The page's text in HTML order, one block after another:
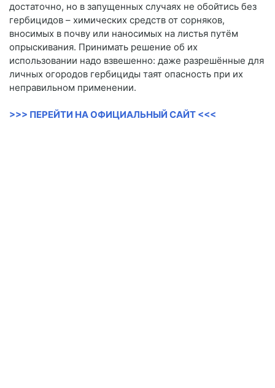
достаточно, но в запущенных случаях не обойтись без
гербицидов – химических средств от сорняков,
вносимых в почву или наносимых на листья путём
опрыскивания. Принимать решение об их
использовании надо взвешенно: даже разрешённые для
личных огородов гербициды таят опасность при их
неправильном применении.
>>> ПЕРЕЙТИ НА ОФИЦИАЛЬНЫЙ САЙТ <<<